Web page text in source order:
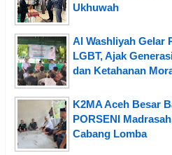
Ukhuwah
Al Washliyah Gelar
LGBT, Ajak
dan Ketahanan
K2MA Aceh Besar
PORSENI
Cabang Lomba